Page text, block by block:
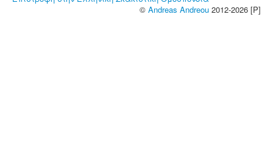
© Andreas Andreou 2012-2026 [P]